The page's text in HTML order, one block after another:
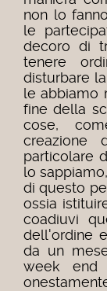
non lo
le
decoro di
tenere
disturbare
le abbiamo
fine della
cose,
creazione
particolare
lo
di questo
ossia
coadiuvi
dell'ordine
da un
week end